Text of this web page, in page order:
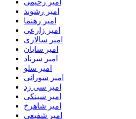
امیر رشوند
امیر رهنما
امیر زارعی
امیر سالاری
امیر سایان
امیر سرناد
امیر سلو
امیر سورانی
امیر سی زد
امیر سینکی
امیر شاهرخ
امیر شفیعی